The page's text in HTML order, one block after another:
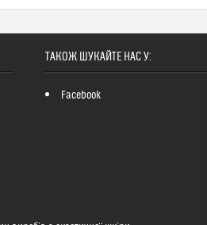
ТАКОЖ ШУКАЙТЕ НАС У:
Facebook